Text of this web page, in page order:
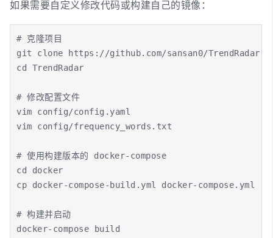
如果需要自定义修改代码或构建自己的镜像：
# 克隆项目
git clone https://github.com/sansan0/
cd TrendRadar
# 修改配置文件
vim config/config.yaml
vim config/frequency_words.txt
# 使用构建版本的 docker-compose
cd docker
cp docker-compose-build.yml docker-compose.yml
# 构建并启动
docker-compose build